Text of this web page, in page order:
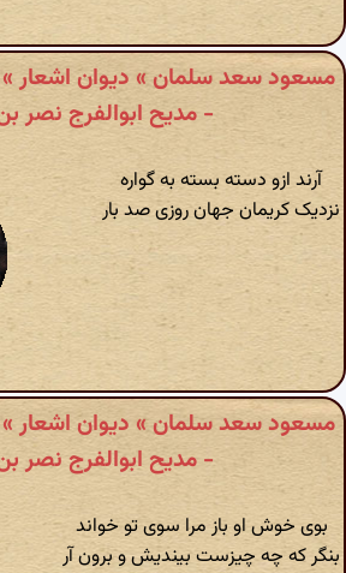
- مدیح ابوالفرج نصر
آرند ازو دسته بسته به گواره
نزدیک کریمان جهان روزی صد بار
- مدیح ابوالفرج نصر
بوی خوش او باز مرا سوی تو خواند
بنگر که چه چیزست بیندیش و برون آر